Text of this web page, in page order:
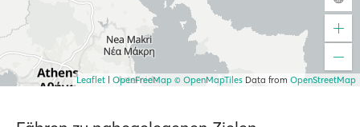
Leaflet OpenFreeMap © OpenMapTiles Data from OpenStreetMap